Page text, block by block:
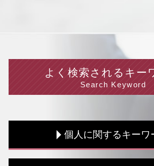
よく検索されるキー
Search Keyword
個人に関するキーワ